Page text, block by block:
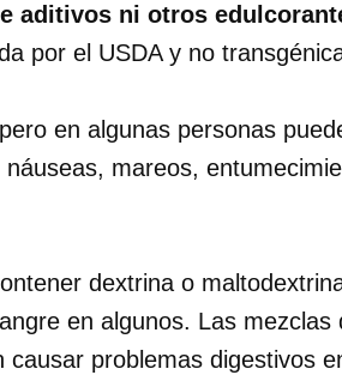
aditivos ni otros
por el USDA y no
en algunas personas
mareos,
dextrina o
en algunos. Las mezclas
problemas digestivos